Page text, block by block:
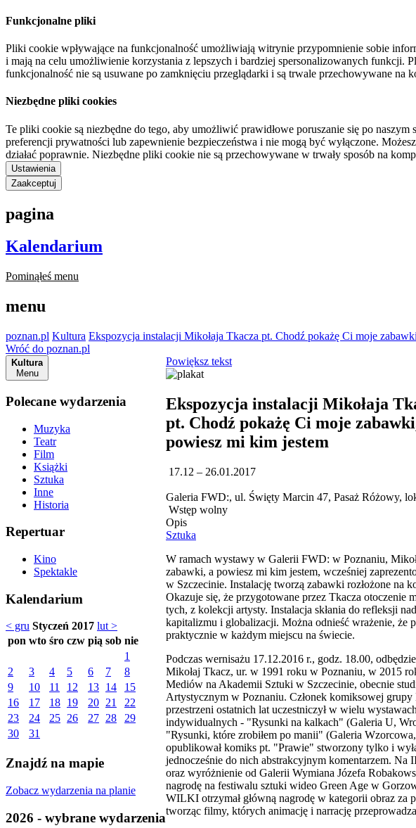
Funkcjonalne pliki
Pliki cookie wpływające na funkcjonalność umożliwiają witrynie przypomnienie sobie
i mają na celu umożliwienie korzystania z lepszych i bardziej spersonalizowanych
funkcjonalność nie są usuwane po zamknięciu przeglądarki i są trwale przechowywane na
Niezbędne pliki cookies
Te pliki cookie są niezbędne do tego, aby umożliwić prawidłowe poruszanie się po
preferencji prywatności lub zapewnienie bezpieczeństwa i nie mogą być wyłączone.
działać poprawnie. Niezbędne pliki cookie nie są przechowywane w trwały sposób na
Ustawienia
Zaakceptuj
pagina
Kalendarium
Pominąłeś menu
menu
poznan.pl Kultura Ekspozycja instalacji Mikołaja Tkacza pt. Chodź pokażę Ci moje
Wróć do poznan.pl
Kultura
Menu
Polecane wydarzenia
Muzyka
Teatr
Film
Książki
Sztuka
Inne
Historia
Repertuar
Kino
Spektakle
Kalendarium
< gru Styczeń 2017 lut >
pon wto śro czw pią sob nie
1
2
3 4 5 6 7
8
9
10 11 12 13 14
15
16
17 18 19 20 21
22
23
24 25 26 27 28
29
30
31
Znajdź na mapie
Zobacz wydarzenia na planie
2026 - wybrane wydarzenia
Powiększ tekst
Ekspozycja instalacji Mikołaja
pt. Chodź pokażę Ci moje
powiesz mi kim jestem
17.12 – 26.01.2017
Galeria FWD:, ul. Święty Marcin 47, Pasaż Różowy,
Wstęp wolny
Opis
Sztuka
W ramach wystawy w Galerii FWD: w Poznaniu,
zabawki, a powiesz mi kim jestem, wcześniej
w Szczecinie. Instalację tworzą zabawki rozłożone na
Okazuje się, że przygotowane przez Tkacza otoczenie
tych, z kolekcji artysty. Instalacja skłania do refleksji
kapitalizmu i globalizacji. Można odnieść wrażenie, że
praktycznie w każdym miejscu na świecie.
Podczas wernisażu 17.12.2016 r., godz. 18.00,
Mikołaj Tkacz, ur. w 1991 roku w Poznaniu, w 2015
Mediów na Akademii Sztuki w Szczecinie, obecnie
Artystycznym w Poznaniu. Członek komiksowej
przestrzeni ostatnich lat uczestniczył w wielu
indywidualnych - "Rysunki na kalkach" (Galeria U,
"Rysunki, które zrobiłem po manii" (Galeria
opublikował komiks pt. "Prawie" stworzony tylko i
jednocześnie do nich abstrakcyjnym komentarzem.
oraz wyróżnienie od Galerii Wymiana Józefa
nagrodę na festiwalu sztuki wideo Green Age w
WILKI otrzymał główną nagrodę w kategorii obraz za
tworząc filmy, których animację i narrację